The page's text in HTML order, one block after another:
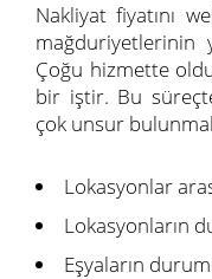
Nakliyat fiyatını
mağduriyetlerinin
Çoğu hizmette
bir iştir. Bu
çok unsur
Lokasyonlar
Lokasyonların
Eşyaların